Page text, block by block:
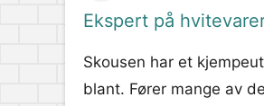
Ekspert på
Skousen har et
blant. Fører mange av